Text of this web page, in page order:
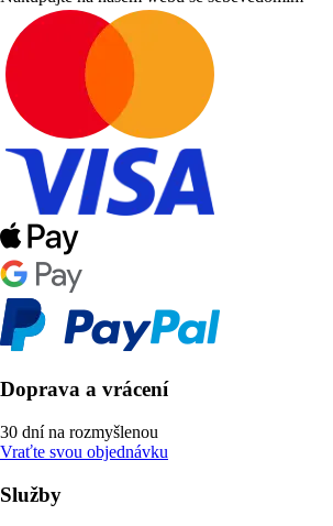
Doprava a vrácení
30 dní na rozmyšlenou
Vraťte svou objednávku
Služby